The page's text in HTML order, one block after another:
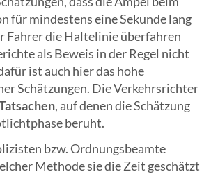
für mindestens eine Sekunde lang
Fahrer die Haltelinie überfahren
als Beweis in der Regel nicht
ist auch hier das hohe
Schätzungen. Die Verkehrsrichter
, auf denen die Schätzung
beruht.
bzw. Ordnungsbeamte
Methode sie die Zeit geschätzt